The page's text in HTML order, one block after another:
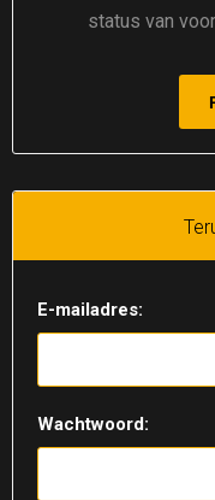
status van
E-mailadres:
Wachtwoord: